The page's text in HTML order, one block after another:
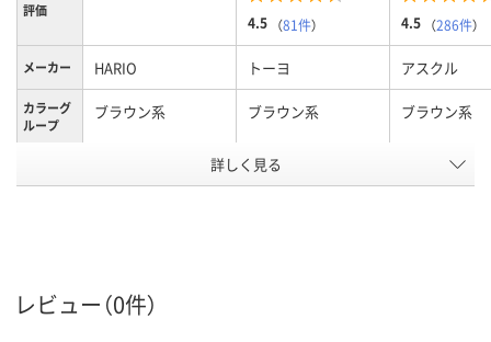
評価
4.5 （81件） 4.5 （286件）
メーカー HARIO トーヨ アスクル
カラーグ
ループ
ブラウン系 ブラウン系 ブラウン系
20
詳しく見る
レビュー（0件）